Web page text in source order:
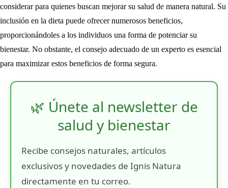
considerar para quienes buscan mejorar su salud de manera natural. Su
inclusión en la dieta puede ofrecer numerosos beneficios,
proporcionándoles a los individuos una forma de potenciar su
bienestar. No obstante, el consejo adecuado de un experto es esencial
para maximizar estos beneficios de forma segura.
🌿 Únete al newsletter de
salud y bienestar
Recibe consejos naturales, artículos
exclusivos y novedades de Ignis Natura
directamente en tu correo.